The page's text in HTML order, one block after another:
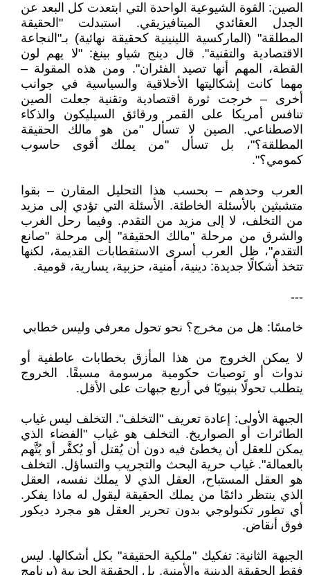
الصين: القوة الشيوعية الواحدة التي ابتعدت كل البعد عن
الجدل العقائدي الميتافيزيقي. استبدلت "الحقيقة
المطلقة" (الماركسية اللينينية كحقيقة نهائية) بـ"النجاعة
الاقتصادية والتقنية". قال دينج شياو بينغ: "لا يهم لون
القطة، المهم أنها تصيد الفئران". ومن هذه المقولة –
مهما كانت إشكاليتها الأخلاقية والسياسية في جوانب
أخرى – خرجت ثورة اقتصادية وتقنية جعلت الصين
تنافس أمريكا على القمر ورقائق السيليكون والذكاء
الاصطناعي. الصين لا تسأل "من هو مالك الحقيقة
المطلقة؟"، بل تسأل "من يملك أقوى حاسوب
كمومي؟".
العرب وحدهم – بحسب هذا التحليل المقارن – بقوا
متشبثين بالأسئلة الخاطئة. الأسئلة التي تؤدي إلى مزيد
من التخلف، لا إلى مزيد من التقدم. وفيما رحل الغرب
والشرق من مرحلة "مالك الحقيقة" إلى مرحلة "صانع
التقدم"، ظل العرب أسرى الاستقطابات القديمة، لكنها
تتخذ أشكالًا جديدة: دينية، أمنية، حزبية، يسارية، قومية.
---
خامسًا: هل من مخرج؟ نحو تحول معرفي وليس خطابي
لا يمكن الخروج من هذا المأزق بخطابات عاطفية أو
ندوات أو توصيات حكومية مرسومة مسبقًا. الخروج
يتطلب تحولًا بنيويًا في أربع جبهات على الأقل.
الجبهة الأولى: إعادة تعريف "التخلف". التخلف ليس غياب
الطائرات أو الصواريخ. التخلف هو غياب "الفضاء الذي
يمكن للعقل أن يخطئ فيه دون أن يُقتل أو يُكفَّر أو يُتَّهم
بالعمالة". غياب حرية البحث والتجريب والتساؤل. التخلف
هو العقل المستباح، العقل الذي لا يملك نفسه، العقل
الذي ينتظر دائمًا من يملك الحقيقة ليقول له ماذا يفكر.
أي تطور تكنولوجي بدون تحرير العقل هو مجرد ديكور
فوق أنقاض.
الجبهة الثانية: تفكيك "ملكية الحقيقة" بكل أشكالها. ليس
فقط الحقيقة الدينية والأمنية. بل الحقيقة الحزبية (برنامج